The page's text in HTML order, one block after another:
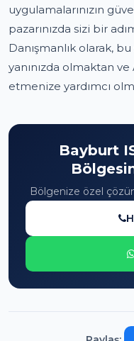
uygulamalarınızın
pazarınızda sizi bir
Danışmanlık olarak,
yanınızda olmaktan
etmenize yardımcı
Bayburt
Bölgenize özel